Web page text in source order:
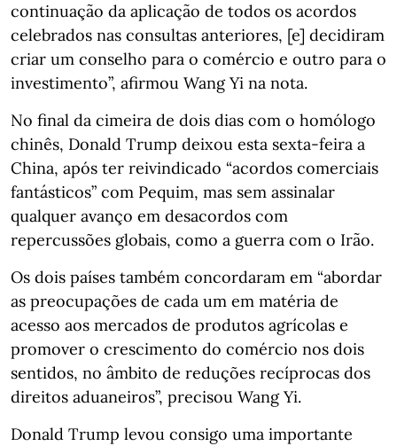
continuação da aplicação de todos os acordos
celebrados nas consultas anteriores, [e] decidiram
criar um conselho para o comércio e outro para o
investimento”, afirmou Wang Yi na nota.
No final da cimeira de dois dias com o homólogo
chinês, Donald Trump deixou esta sexta-feira a
China, após ter reivindicado “acordos comerciais
fantásticos” com Pequim, mas sem assinalar
qualquer avanço em desacordos com
repercussões globais, como a guerra com o Irão.
Os dois países também concordaram em “abordar
as preocupações de cada um em matéria de
acesso aos mercados de produtos agrícolas e
promover o crescimento do comércio nos dois
sentidos, no âmbito de reduções recíprocas dos
direitos aduaneiros”, precisou Wang Yi.
Donald Trump levou consigo uma importante